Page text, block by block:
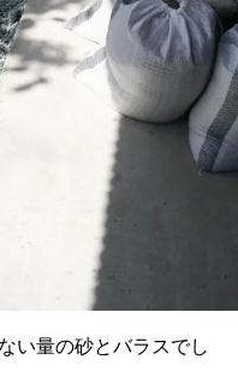
い量の砂とバラスでし